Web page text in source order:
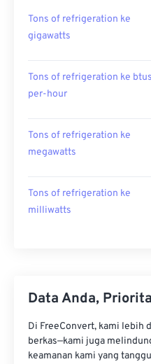
Tons of refrigeration ke
gigawatts
Tons of refrigeration ke
per-hour
Tons of refrigeration ke
megawatts
Tons of refrigeration ke
milliwatts
Data Anda,
Di FreeConvert, kami lebih
berkas—kami juga
keamanan kami yang